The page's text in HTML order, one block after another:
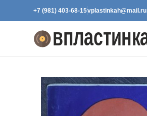
+7 (981) 403-68-15vplastinkah@mail.ru